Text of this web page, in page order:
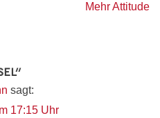
Mehr Attitude
”
sagt:
17:15 Uhr